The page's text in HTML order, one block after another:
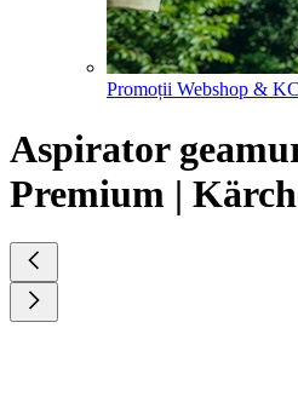
Promoții Webshop & KC
Aspirator
Premium |